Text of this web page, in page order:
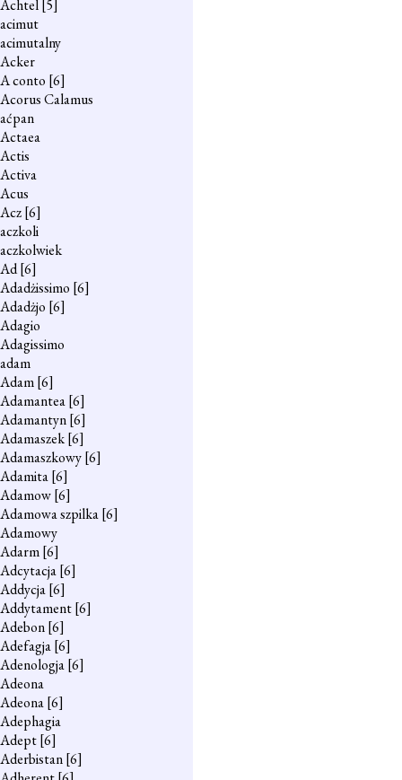
Achtel[5]
acimut
acimutalny
Acker
A conto [6]
Acorus Calamus
aćpan
Actaea
Actis
Activa
Acus
Acz[6]
aczkoli
aczkolwiek
Ad[6]
Adadżissimo [6]
Adadżjo [6]
Adagio
Adagissimo
adam
Adam[6]
Adamantea[6]
Adamantyn[6]
Adamaszek[6]
Adamaszkowy[6]
Adamita[6]
Adamow[6]
Adamowa szpilka[6]
Adamowy
Adarm[6]
Adcytacja[6]
Addycja[6]
Addytament[6]
Adebon[6]
Adefagja[6]
Adenologja[6]
Adeona
Adeona[6]
Adephagia
Adept[6]
Aderbistan[6]